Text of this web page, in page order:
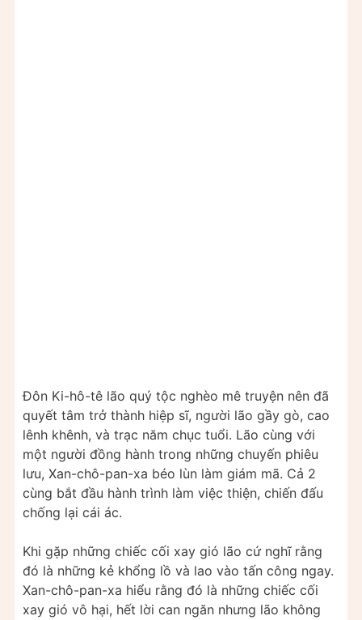
Đôn Ki-hô-tê lão quý tộc nghèo mê truyện nên đã
quyết tâm trở thành hiệp sĩ, người lão gầy gò, cao
lênh khênh, và trạc năm chục tuổi. Lão cùng với
một người đồng hành trong những chuyến phiêu
lưu, Xan-chô-pan-xa béo lùn làm giám mã. Cả 2
cùng bắt đầu hành trình làm việc thiện, chiến đấu
chống lại cái ác.
Khi gặp những chiếc cối xay gió lão cứ nghĩ rằng
đó là những kẻ khổng lồ và lao vào tấn công ngay.
Xan-chô-pan-xa hiểu rằng đó là những chiếc cối
xay gió vô hại, hết lời can ngăn nhưng lão không